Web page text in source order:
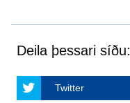
Deila þessari síðu:
Twitter